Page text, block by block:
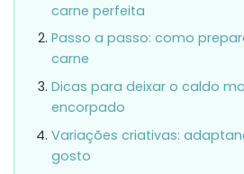
carne perfeita
Passo a passo: como
carne
Dicas para deixar o caldo
encorpado
Variações criativas:
gosto